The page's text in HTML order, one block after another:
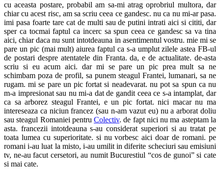
cu aceasta postare, probabil am sa-mi atrag oprobriul multora, dar
chiar cu acest risc, am sa scriu ceea ce gandesc. nu ca nu mi-ar pasa.
imi pasa foarte tare cat de multi sau de putini intrati aici si cititi, dar
sper ca tocmai faptul ca incerc sa spun ceea ce gandesc sa va tina
aici, chiar daca nu sunt intotdeauna in asentimentul vostru. mie mi se
pare un pic (mai mult) aiurea faptul ca s-a umplut zilele astea FB-ul
de postari despre atentatele din Franta. da, e de actualitate. de-asta
scriu si eu acum aici. dar mi se pare un pic prea mult sa ne
schimbam poza de profil, sa punem steagul Frantei, lumanari, sa ne
rugam. mi se pare un pic fortat si neadevarat. nu pot sa spun ca nu
m-a impresionat sau nu mi-a dat de gandit ceea ce s-a intamplat, dar
ca sa arborez steagul Frantei, e un pic fortat. nici macar nu ma
intereseaza ca niciun francez (sau n-am vazut eu) nu a arborat doliu
sau steagul Romaniei pentruColectiv. de fapt nici nu ma asteptam la
asta. francezii intotdeauna s-au considerat superiori si au tratat pe
toata lumea cu superioritate. si nu vorbesc aici doar de romani. pe
romani i-au luat la misto, i-au umilit in diferite scheciuri sau emisiuni
tv, ne-au facut cersetori, au numit Bucurestiul “cos de gunoi” si cate
si mai cate.